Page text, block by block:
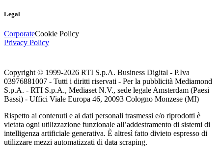
Legal
CorporateCookie Policy
Privacy Policy
Copyright © 1999-2026 RTI S.p.A. Business Digital - P.Iva
03976881007 - Tutti i diritti riservati - Per la pubblicità Mediamond
S.p.A. - RTI S.p.A., Mediaset N.V., sede legale Amsterdam (Paesi
Bassi) - Uffici Viale Europa 46, 20093 Cologno Monzese (MI)
Rispetto ai contenuti e ai dati personali trasmessi e/o riprodotti è
vietata ogni utilizzazione funzionale all’addestramento di sistemi di
intelligenza artificiale generativa. È altresì fatto divieto espresso di
utilizzare mezzi automatizzati di data scraping.